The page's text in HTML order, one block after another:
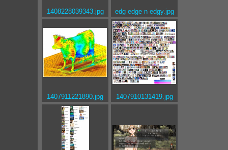
1408228039343.jpg edg edge n edgy.jpg
1407911221890.jpg 1407910131419.jpg